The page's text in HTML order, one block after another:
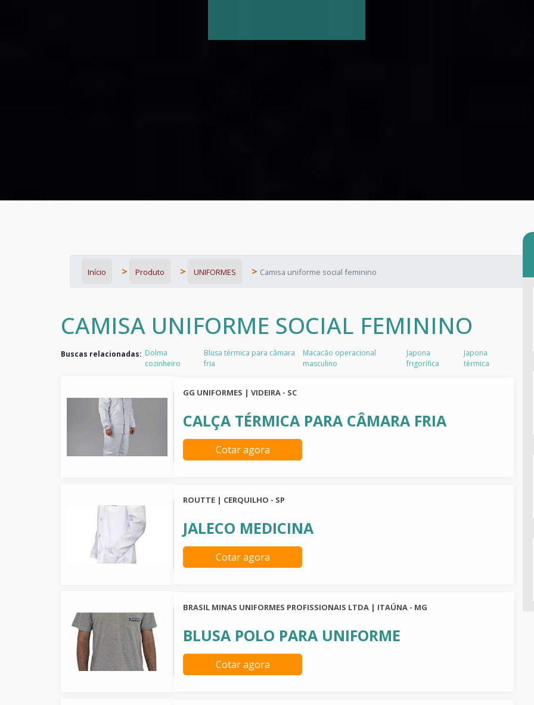
Início Produto UNIFORMES Camisa uniforme social feminino
CAMISA UNIFORME SOCIAL FEMININO
Buscas relacionadas: Dolma
cozinheiro
Blusa térmica para câmara
fria
Macacão operacional
masculino
Japona
frigorífica
Japona
térmica
GG UNIFORMES | VIDEIRA - SC
CALÇA TÉRMICA PARA CÂMARA FRIA
Cotar agora
ROUTTE | CERQUILHO - SP
JALECO MEDICINA
Cotar agora
BRASIL MINAS UNIFORMES PROFISSIONAIS LTDA | ITAÚNA - MG
BLUSA POLO PARA UNIFORME
Cotar agora